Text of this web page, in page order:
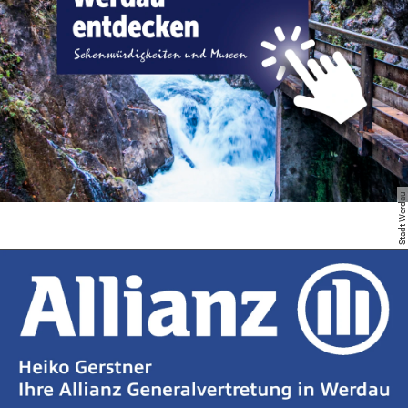
Stadt Werdau
Exklusivpartner Exklusivpartner